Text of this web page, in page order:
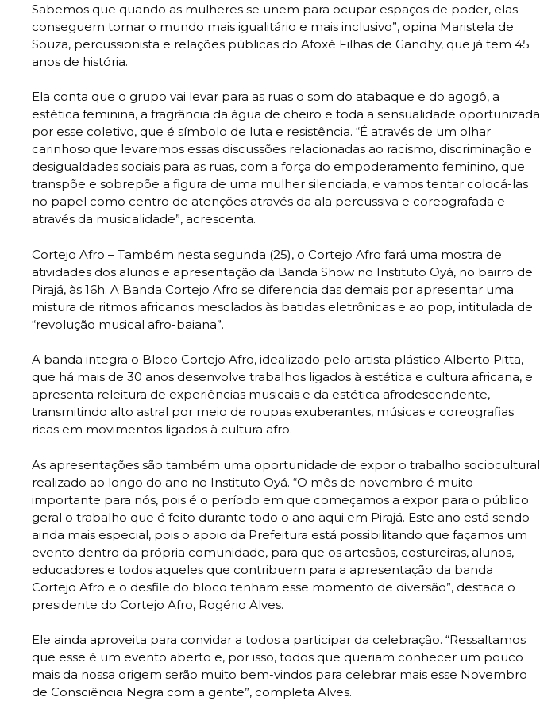
Sabemos que quando as mulheres se unem para ocupar espaços de poder, elas
conseguem tornar o mundo mais igualitário e mais inclusivo”, opina Maristela de
Souza, percussionista e relações públicas do Afoxé Filhas de Gandhy, que já tem 45
anos de história.
Ela conta que o grupo vai levar para as ruas o som do atabaque e do agogô, a
estética feminina, a fragrância da água de cheiro e toda a sensualidade oportunizada
por esse coletivo, que é símbolo de luta e resistência. “É através de um olhar
carinhoso que levaremos essas discussões relacionadas ao racismo, discriminação e
desigualdades sociais para as ruas, com a força do empoderamento feminino, que
transpõe e sobrepõe a figura de uma mulher silenciada, e vamos tentar colocá-las
no papel como centro de atenções através da ala percussiva e coreografada e
através da musicalidade”, acrescenta.
Cortejo Afro – Também nesta segunda (25), o Cortejo Afro fará uma mostra de
atividades dos alunos e apresentação da Banda Show no Instituto Oyá, no bairro de
Pirajá, às 16h. A Banda Cortejo Afro se diferencia das demais por apresentar uma
mistura de ritmos africanos mesclados às batidas eletrônicas e ao pop, intitulada de
“revolução musical afro-baiana”.
A banda integra o Bloco Cortejo Afro, idealizado pelo artista plástico Alberto Pitta,
que há mais de 30 anos desenvolve trabalhos ligados à estética e cultura africana, e
apresenta releitura de experiências musicais e da estética afrodescendente,
transmitindo alto astral por meio de roupas exuberantes, músicas e coreografias
ricas em movimentos ligados à cultura afro.
As apresentações são também uma oportunidade de expor o trabalho sociocultural
realizado ao longo do ano no Instituto Oyá. “O mês de novembro é muito
importante para nós, pois é o período em que começamos a expor para o público
geral o trabalho que é feito durante todo o ano aqui em Pirajá. Este ano está sendo
ainda mais especial, pois o apoio da Prefeitura está possibilitando que façamos um
evento dentro da própria comunidade, para que os artesãos, costureiras, alunos,
educadores e todos aqueles que contribuem para a apresentação da banda
Cortejo Afro e o desfile do bloco tenham esse momento de diversão”, destaca o
presidente do Cortejo Afro, Rogério Alves.
Ele ainda aproveita para convidar a todos a participar da celebração. “Ressaltamos
que esse é um evento aberto e, por isso, todos que queriam conhecer um pouco
mais da nossa origem serão muito bem-vindos para celebrar mais esse Novembro
de Consciência Negra com a gente”, completa Alves.